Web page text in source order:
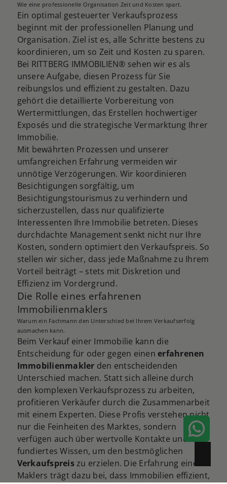
Wie eine professionelle Organisation Zeit und Kosten spart.
Ein optimal gesteuerter Verkaufsprozess
beginnt mit der professionellen Planung und
Organisation. Ziel ist es, alle Schritte bestens zu
koordinieren, um so Zeit und Kosten zu sparen.
Bei RITTBERG IMMOBILIEN® sehen wir es als
unsere Aufgabe, diesen Prozess für Sie
reibungslos und effizient zu gestalten. Dazu
gehört die detaillierte Vorbereitung von
Wertermittlungen, das Erstellen hochwertiger
Exposés und die strate​gische Vermarktung Ihrer
Immobilie.
Mit bewährten Prozessen und unserer
umfangreichen Erfahrung vermeiden wir
unnötige Verzögerungen. Wir koordinieren
Besichtigungen sorgfältig, um
Besichtigungstourismus zu verhindern und
sicherzustellen, dass nur qualifizierte
Interessenten Ihre Immobilie betreten. Dieses
durchdachte Management senkt nicht nur Ihre
Kosten, sondern optimiert den Verkaufspreis. So
stellen wir sicher, dass jede Maßnahme zu Ihrem
Vorteil beiträgt – stets mit Diskretion und
Effizienz im Vordergrund.
Die Rolle eines erfahrenen
Immobilienmaklers
Warum ein Fachmann den Unterschied bei Ihrem Verkaufserfolg
ausmachen kann.
Beim Verkauf einer Immobilie kann die
Entscheidung für oder gegen einenerfahrenen
Immobilienmakler den entscheidenden
Unterschied machen. Statt sich alleine durch
den komplexen Verkaufsprozess zu arbeiten,
profitieren Verkäufer durch die Zusammenarbeit
mit einem Experten. Diese Profis verstehen nicht
nur die Feinheiten des Marktes, sondern
verfügen auch über wertvolle Kontakte und
fundiertes Wissen, um den bestmöglichen
Verkaufspreiszu erzielen. Die Erfahrung eines
Maklers trägt dazu bei, dass Immobilien effizient,